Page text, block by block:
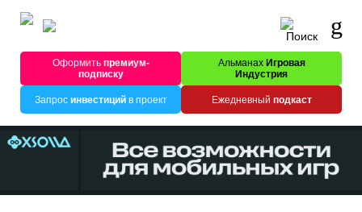
Оформитьпремиум-
подписку
Альманах Игровая
Индустрия
Запрос инвестицийв проект Ежедневный подкаст